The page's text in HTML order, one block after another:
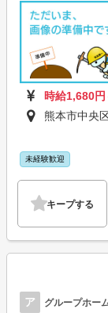
時給1,680円
熊本市中央
未経験歓迎
キープする
ア グループホー